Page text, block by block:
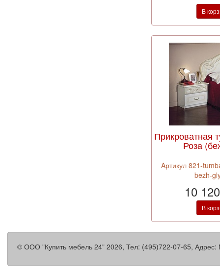
В
Прикроватная
Роза
Aртикул 821-
bezh-
10
В
© ООО "Купить мебель 24" 2026, Тел: (495)722-07-65, Адрес: